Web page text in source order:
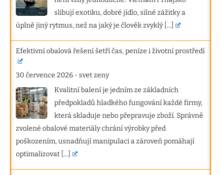
slibují exotiku, dobré jídlo, silné zážitky a
úplně jiný rytmus, než na jaký je člověk zvyklý [...]
Efektivní obalová řešení šetří čas, peníze i životní prostředí
30 července 2026 -svet zeny
Kvalitní balení je jedním ze základních
předpokladů hladkého fungování každé firmy,
která skladuje nebo přepravuje zboží. Správně
zvolené obalové materiály chrání výrobky před
poškozením, usnadňují manipulaci a zároveň pomáhají
optimalizovat [...]